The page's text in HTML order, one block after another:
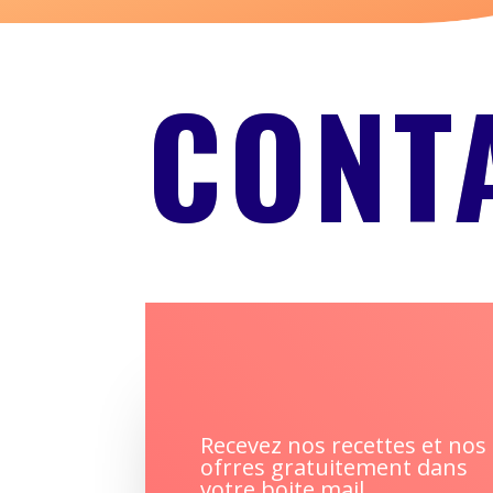
Recevez nos recettes et nos
ofrres gratuitement dans